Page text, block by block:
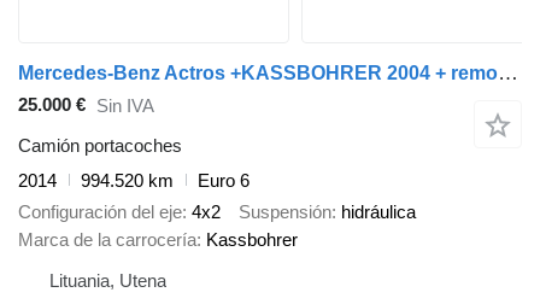
Mercedes-Benz Actros +KASSBOHRER 2004 + remolque portacoches
25.000 € Sin IVA
Camión portacoches
2014
994.520 km
Euro 6
Configuración del eje 4x2 Suspensión hidráulica
Marca de la carrocería Kassbohrer
Lituania, Utena